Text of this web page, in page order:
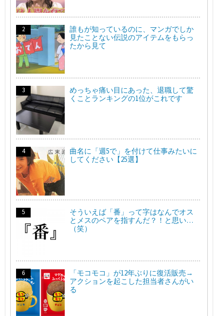
誰もが知っているのに、マンガでしか
見たことない伝説のアイテムをもらっ
たから見て
めっちゃ痛い目にあった、退職して驚
くことランキングの1位がこれです
曲名に「週5で」を付けて仕事みたいに
してください【25選】
そういえば「番」って字はなんでオス
とメスのペアを指すんだ？！と思い…
（笑）
「モコモコ」が12年ぶりに復活販売→
アクションを起こした担当者さんがい
る